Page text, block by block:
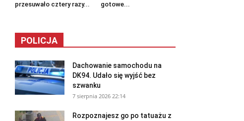
przesuwało cztery razy...
gotowe...
POLICJA
Dachowanie samochodu na
DK94. Udało się wyjść bez
szwanku
7 sierpnia 2026 22:14
Rozpoznajesz go po tatuażu z